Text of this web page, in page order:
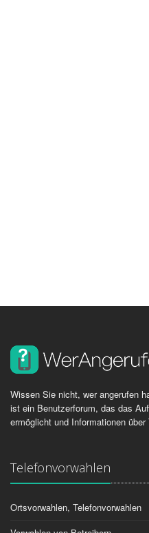
Wissen Sie nicht, wer angerufen
ist ein Benutzerforum, das das
ermöglicht und Informationen
Telefonvorwahlen
Ortsvorwahlen, Telefonvorwahlen